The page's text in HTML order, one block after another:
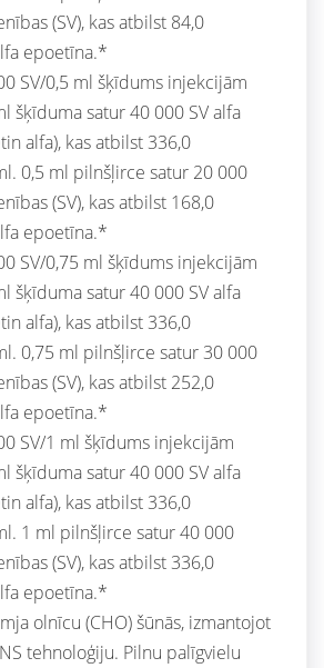
(SV), kas atbilst 84,0
epoetīna.*
SV/0,5 ml šķīdums injekcijām
šķīduma satur 40 000 SV alfa
alfa), kas atbilst 336,0
0,5 ml pilnšļirce satur 20 000
(SV), kas atbilst 168,0
epoetīna.*
SV/0,75 ml šķīdums injekcijām
šķīduma satur 40 000 SV alfa
alfa), kas atbilst 336,0
0,75 ml pilnšļirce satur 30 000
(SV), kas atbilst 252,0
epoetīna.*
SV/1 ml šķīdums injekcijām
šķīduma satur 40 000 SV alfa
alfa), kas atbilst 336,0
1 ml pilnšļirce satur 40 000
(SV), kas atbilst 336,0
epoetīna.*
olnīcu (CHO) šūnās, izmantojot
tehnoloģiju. Pilnu palīgvielu